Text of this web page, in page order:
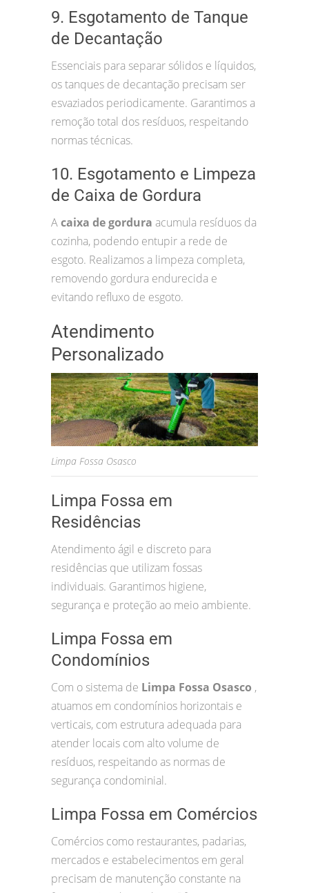
9. Esgotamento de Tanque
de Decantação
Essenciais para separar sólidos e líquidos,
os tanques de decantação precisam ser
esvaziados periodicamente. Garantimos a
remoção total dos resíduos, respeitando
normas técnicas.
10. Esgotamento e Limpeza
de Caixa de Gordura
Acaixa de gordura acumula resíduos da
cozinha, podendo entupir a rede de
esgoto. Realizamos a limpeza completa,
removendo gordura endurecida e
evitando refluxo de esgoto.
Atendimento
Personalizado
Limpa Fossa Osasco
Limpa Fossa em
Residências
Atendimento ágil e discreto para
residências que utilizam fossas
individuais. Garantimos higiene,
segurança e proteção ao meio ambiente.
Limpa Fossa em
Condomínios
Com o sistema de Limpa Fossa Osasco ,
atuamos em condomínios horizontais e
verticais, com estrutura adequada para
atender locais com alto volume de
resíduos, respeitando as normas de
segurança condominial.
Limpa Fossa em Comércios
Comércios como restaurantes, padarias,
mercados e estabelecimentos em geral
precisam de manutenção constante na